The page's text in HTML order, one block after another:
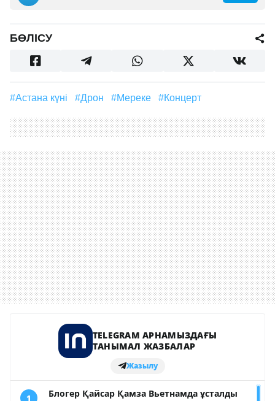
БӨЛІСУ
#Астана күні #дрон #мереке #концерт